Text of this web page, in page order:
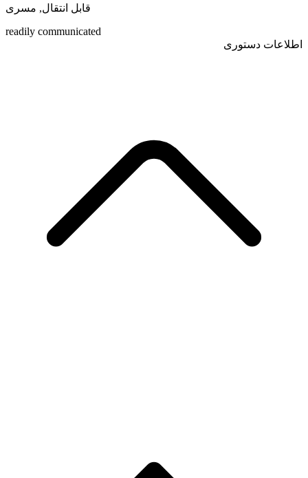
قابل انتقال, مسری
readily communicated
اطلاعات دستوری